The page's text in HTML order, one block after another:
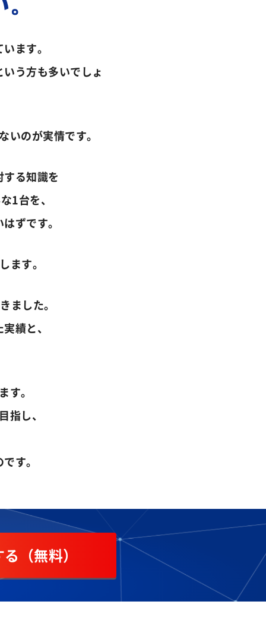
ます。
う方も多いでしょ
のが実情です。
る知識を
1台を、
ずです。
ます。
ました。
績と、
す。
指し、
す。
（無料）